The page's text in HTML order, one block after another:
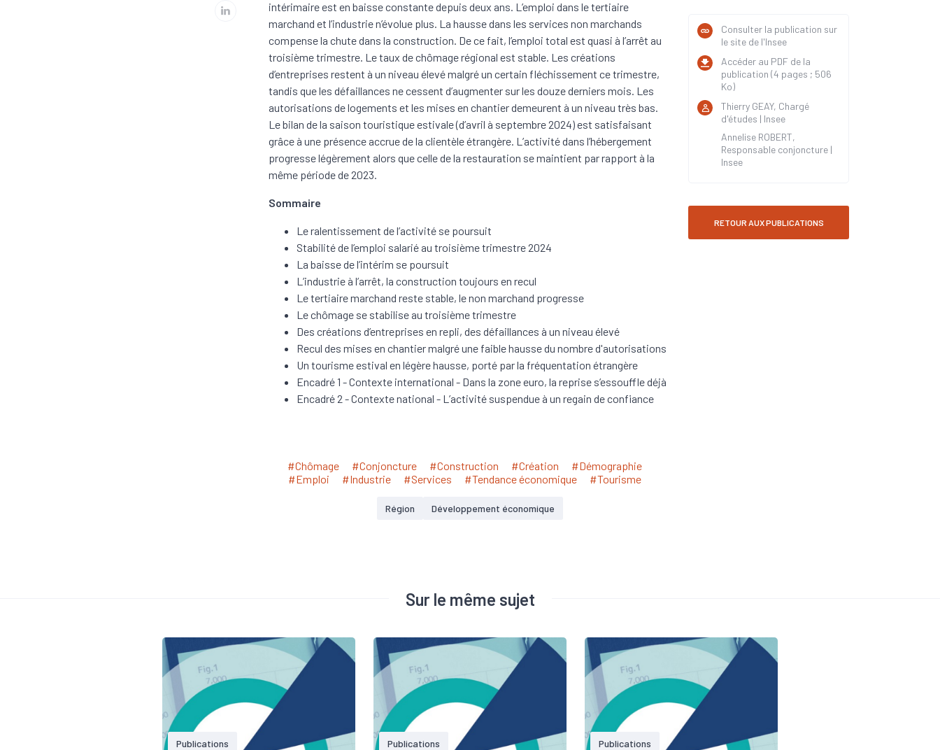
intérimaire est en baisse constante depuis deux ans. L’emploi dans le tertiaire
marchand et l’industrie n’évolue plus. La hausse dans les services non marchands
compense la chute dans la construction. De ce fait, l’emploi total est quasi à l’arrêt au
troisième trimestre. Le taux de chômage régional est stable. Les créations
d’entreprises restent à un niveau élevé malgré un certain fléchissement ce trimestre,
tandis que les défaillances ne cessent d’augmenter sur les douze derniers mois. Les
autorisations de logements et les mises en chantier demeurent à un niveau très bas.
Le bilan de la saison touristique estivale (d’avril à septembre 2024) est satisfaisant
grâce à une présence accrue de la clientèle étrangère. L’activité dans l’hébergement
progresse légèrement alors que celle de la restauration se maintient par rapport à la
même période de 2023.
Sommaire
Le ralentissement de l’activité se poursuit
Stabilité de l’emploi salarié au troisième trimestre 2024
La baisse de l’intérim se poursuit
L’industrie à l’arrêt, la construction toujours en recul
Le tertiaire marchand reste stable, le non marchand progresse
Le chômage se stabilise au troisième trimestre
Des créations d’entreprises en repli, des défaillances à un niveau élevé
Recul des mises en chantier malgré une faible hausse du nombre d'autorisations
Un tourisme estival en légère hausse, porté par la fréquentation étrangère
Encadré 1 - Contexte international - Dans la zone euro, la reprise s’essouffle déjà
Encadré 2 - Contexte national - L’activité suspendue à un regain de confiance
Consulter la publication sur
le site de l'Insee
Accéder au PDF de la
publication (4 pages ; 506
Ko)
Thierry GEAY, Chargé
d'études | Insee
Annelise ROBERT,
Responsable conjoncture |
Insee
RETOUR AUX PUBLICATIONS
#Chômage #Conjoncture #Construction #Création
#Démographie
#Emploi
#Industrie #Services #Tendance économique #Tourisme
Région Développement économique
Sur le même sujet
Publications Publications Publications